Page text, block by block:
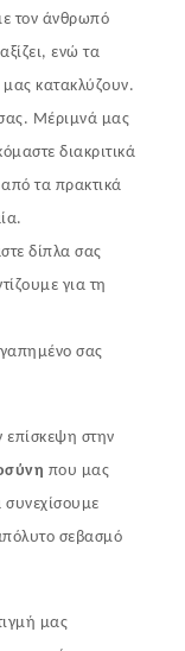
τον άνθρωπό
ενώ τα
κατακλύζουν.
σας. Μέριμνά μας
διακριτικά
τα πρακτικά
δίπλα σας
για τη
σας
επίσκεψη στην
που μας
συνεχίσουμε
σεβασμό
μας